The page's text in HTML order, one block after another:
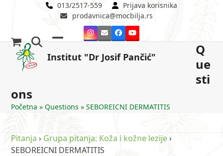
013/2517-559
Prijava korisnika
prodavnica@mocbilja.rs
Instagram
EmailFacebookYouTube
Institut "Dr Josif Pančić"
mobile
mobile
Q
ue
sti
ons
Početna »Questions »SEBOREICNI DERMATITIS
Pitanja › Grupa pitanja: Koža i kožne lezije›
SEBOREICNI DERMATITIS